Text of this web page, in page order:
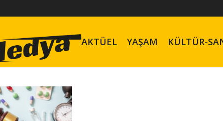
AKTÜEL YAŞAM KÜLTÜR-